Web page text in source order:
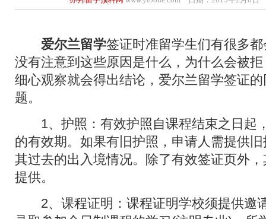
爱尔兰留学签证时准留学生们有很多
没有注意到这些原因是什么，为什么会被
细心观察就会得出结论，爱尔兰留学签证
题。
1、护照：有效护照自课程结束之日起
的有效期。如果有旧护照，申请人需提供
其过去的出入境情况。除了有效签证页外
提供。
2、课程证明：课程证明学校须提供邀